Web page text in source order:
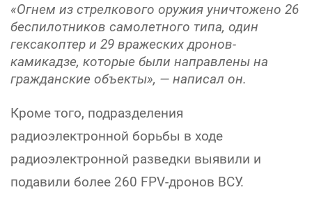
«Огнем из стрелкового оружия уничтожено 26
беспилотников самолетного типа, один
гексакоптер и 29 вражеских дронов-
камикадзе, которые были направлены на
гражданские объекты», — написал он.
Кроме того, подразделения
радиоэлектронной борьбы в ходе
радиоэлектронной разведки выявили и
подавили более 260 FPV-дронов ВСУ.